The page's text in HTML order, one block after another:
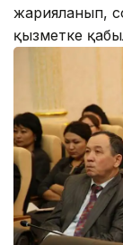
жарияланып,
қызметке